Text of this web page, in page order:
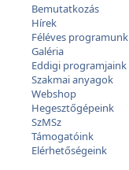
Bemutatkozás
Hírek
Féléves programunk
Galéria
Eddigi programjaink
Szakmai anyagok
Webshop
Hegesztőgépeink
SzMSz
Támogatóink
Elérhetőségeink